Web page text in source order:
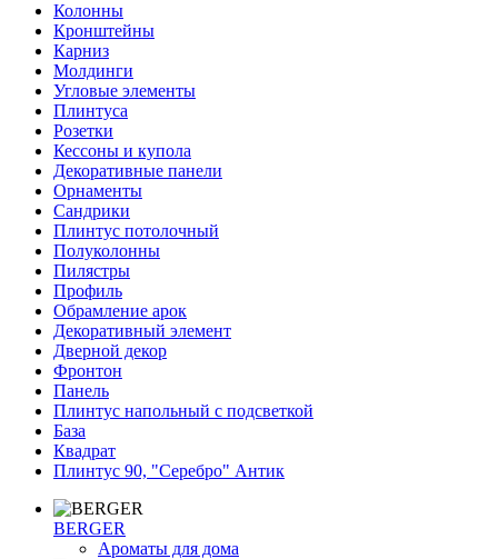
Колонны
Кронштейны
Карниз
Молдинги
Угловые элементы
Плинтуса
Розетки
Кессоны и купола
Декоративные панели
Орнаменты
Сандрики
Плинтус потолочный
Полуколонны
Пилястры
Профиль
Обрамление арок
Декоративный элемент
Дверной декор
Фронтон
Панель
Плинтус напольный с подсветкой
База
Квадрат
Плинтус 90, "Серебро" Антик
BERGER
Ароматы для дома